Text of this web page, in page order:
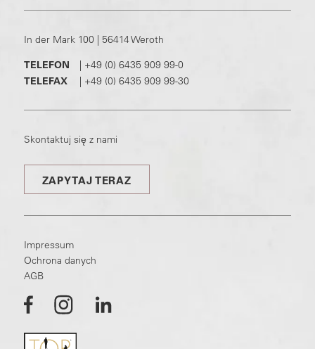
In der Mark 100 | 56414 Weroth
TELEFON
+49 (0) 6435 909 99-0
TELEFAX
+49 (0) 6435 909 99-30
Skontaktuj się z nami
ZAPYTAJ TERAZ
Impressum
Ochrona danych
AGB